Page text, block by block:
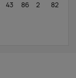
43 86 2 82